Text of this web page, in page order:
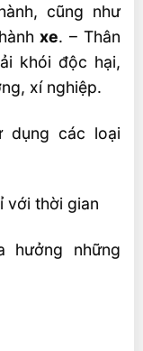
cũng như
xe. – Thân
khói độc hại,
xí nghiệp.
dụng các loại
với thời gian
hưởng những